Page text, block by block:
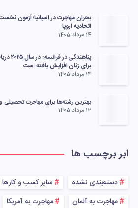
بحران مهاجرت در اسپانیا؛ آزمون
اتحادیه اروپا
14 مرداد 1405
برای زنان افزایش یافته است
14 مرداد 1405
بهترین رشته‌ها برای مهاجرت تحصیلی
12 مرداد 1405
ابر برچسب ها
دسته‌بندی نشده سایر کسب و کارها
مهاجرت به آلمان
مهاجرت به آمریکا